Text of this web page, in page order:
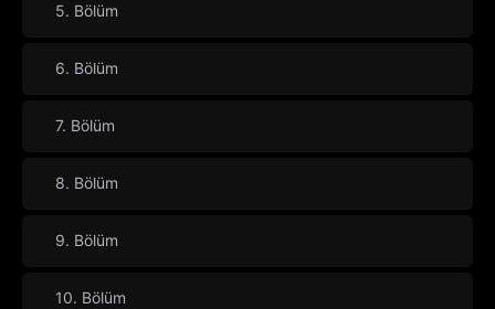
5. Bölüm
6. Bölüm
7. Bölüm
8. Bölüm
9. Bölüm
10. Bölüm